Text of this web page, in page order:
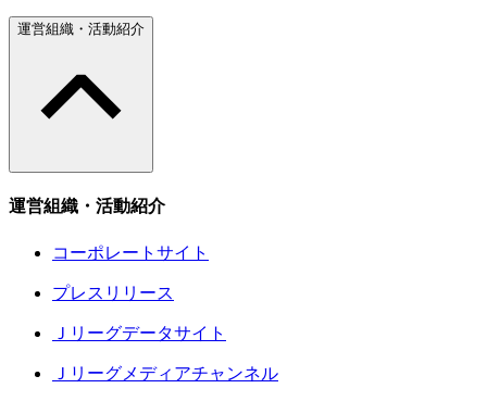
運営組織・活動紹介
運営組織・活動紹介
コーポレートサイト
プレスリリース
Ｊリーグデータサイト
Ｊリーグメディアチャンネル